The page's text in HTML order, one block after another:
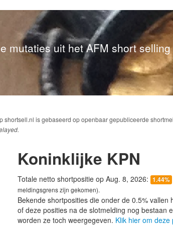
mutaties uit het AFM short
shortsell.nl is gebaseerd op openbaar gepubliceerde
Koninklijke KPN
Totale netto shortpositie op Aug. 8, 2026: 1.44%
meldingsgrens zijn gekomen).
Bekende shortposities die onder de 0.5%
of deze posities na de slotmelding nog bestaan
worden ze toch weergegeven. Klik hier om